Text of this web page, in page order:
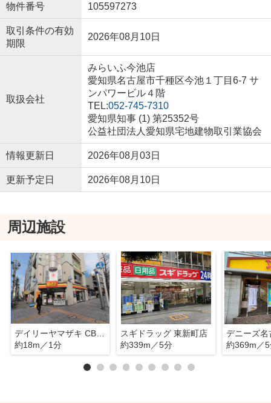
物件番号 105597273
取引条件の有効
期限
2026年08月10日
取扱会社
みらいふ今池店
愛知県名古屋市千種区今池１丁目6-7 サ
ンパワービル４階
TEL:052-745-7310
愛知県知事 (1) 第25352号
公益社団法人愛知県宅地建物取引業協会
情報更新日 2026年08月03日
更新予定日 2026年08月10日
周辺施設
デイリーヤマザキ CBC前店
約18m／1分
スギドラッグ 東新町店
約339m／5分
約369m／